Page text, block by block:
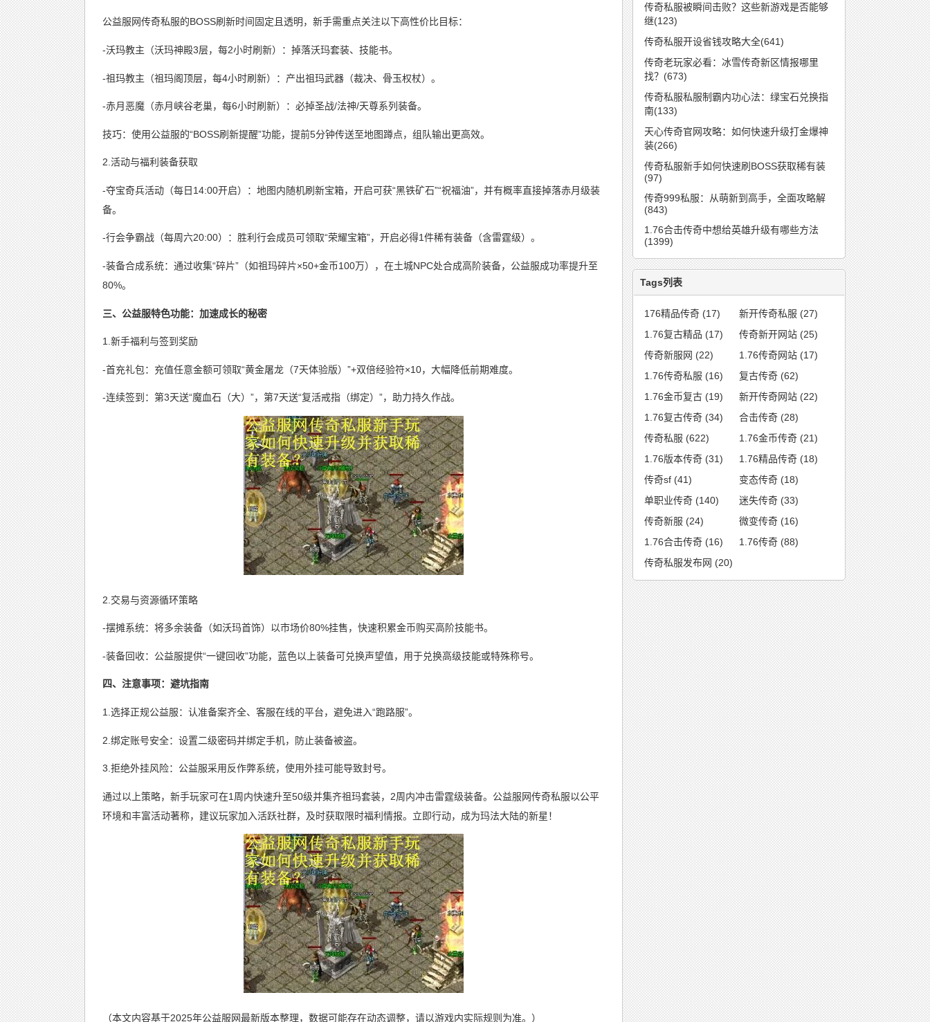
公益服网传奇私服的BOSS刷新时间固定且透明，新手需重点关注以下高性价比目标：
-沃玛教主（沃玛神殿3层，每2小时刷新）：掉落沃玛套装、技能书。
-祖玛教主（祖玛阁顶层，每4小时刷新）：产出祖玛武器（裁决、骨玉权杖）。
-赤月恶魔（赤月峡谷老巢，每6小时刷新）：必掉圣战/法神/天尊系列装备。
技巧：使用公益服的“BOSS刷新提醒”功能，提前5分钟传送至地图蹲点，组队输出更高效。
2.活动与福利装备获取
-夺宝奇兵活动（每日14:00开启）：地图内随机刷新宝箱，开启可获“黑铁矿石”“祝福油”，并有概率直接掉落赤月级装
备。
-行会争霸战（每周六20:00）：胜利行会成员可领取“荣耀宝箱”，开启必得1件稀有装备（含雷霆级）。
-装备合成系统：通过收集“碎片”（如祖玛碎片×50+金币100万），在土城NPC处合成高阶装备，公益服成功率提升至
80%。
三、公益服特色功能：加速成长的秘密
1.新手福利与签到奖励
-首充礼包：充值任意金额可领取“黄金屠龙（7天体验版）”+双倍经验符×10，大幅降低前期难度。
-连续签到：第3天送“魔血石（大）”，第7天送“复活戒指（绑定）”，助力持久作战。
2.交易与资源循环策略
-摆摊系统：将多余装备（如沃玛首饰）以市场价80%挂售，快速积累金币购买高阶技能书。
-装备回收：公益服提供“一键回收”功能，蓝色以上装备可兑换声望值，用于兑换高级技能或特殊称号。
四、注意事项：避坑指南
1.选择正规公益服：认准备案齐全、客服在线的平台，避免进入“跑路服”。
2.绑定账号安全：设置二级密码并绑定手机，防止装备被盗。
3.拒绝外挂风险：公益服采用反作弊系统，使用外挂可能导致封号。
通过以上策略，新手玩家可在1周内快速升至50级并集齐祖玛套装，2周内冲击雷霆级装备。公益服网传奇私服以公平
环境和丰富活动著称，建议玩家加入活跃社群，及时获取限时福利情报。立即行动，成为玛法大陆的新星！
（本文内容基于2025年公益服网最新版本整理，数据可能存在动态调整，请以游戏内实际规则为准。）
传奇私服被瞬间击败？这些新游戏是否能够
继(123)
传奇私服开设省钱攻略大全(641)
传奇老玩家必看：冰雪传奇新区情报哪里
找？(673)
传奇私服私服制霸内功心法：绿宝石兑换指
南(133)
天心传奇官网攻略：如何快速升级打金爆神
装(266)
传奇私服新手如何快速刷BOSS获取稀有装
(97)
传奇999私服：从萌新到高手，全面攻略解
(843)
1.76合击传奇中想给英雄升级有哪些方法
(1399)
Tags列表
176精品传奇 (17) 新开传奇私服 (27)
1.76复古精品 (17) 传奇新开网站 (25)
传奇新服网 (22) 1.76传奇网站 (17)
1.76传奇私服 (16) 复古传奇 (62)
1.76金币复古 (19) 新开传奇网站 (22)
1.76复古传奇 (34) 合击传奇 (28)
传奇私服 (622) 1.76金币传奇 (21)
1.76版本传奇 (31) 1.76精品传奇 (18)
传奇sf (41) 变态传奇 (18)
单职业传奇 (140) 迷失传奇 (33)
传奇新服 (24) 微变传奇 (16)
1.76合击传奇 (16) 1.76传奇 (88)
传奇私服发布网 (20)